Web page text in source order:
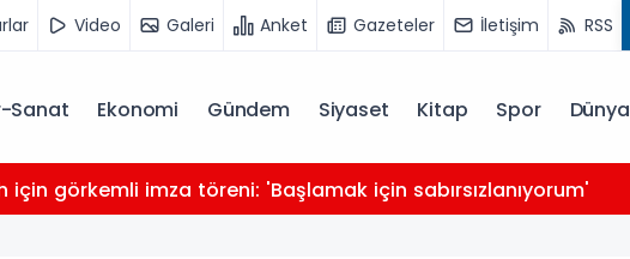
Video Galeri Anket Gazeteler İletişim RSS
Sanat Ekonomi Gündem Siyaset Kitap Spor Dünya
için görkemli imza töreni: 'Başlamak için sabırsızlanıyorum'